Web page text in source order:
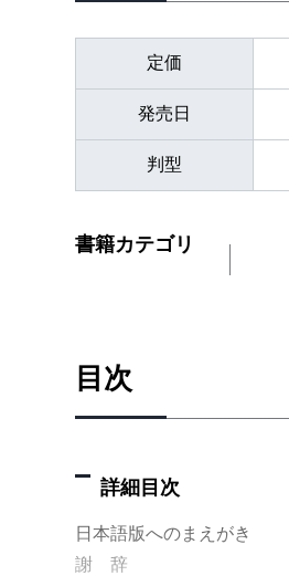
定価
発売日
判型
書籍カテゴリ
目次
詳細目次
日本語版へのまえがき
謝 辞